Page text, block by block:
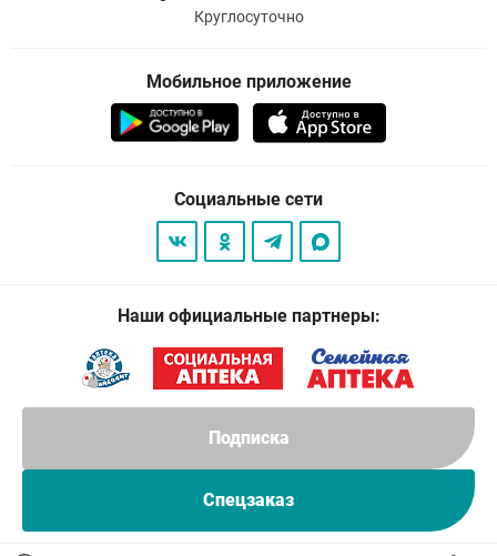
Подписка
Спецзаказ
Круглосуточно
Мобильное приложение
Социальные сети
Наши официальные партнеры: